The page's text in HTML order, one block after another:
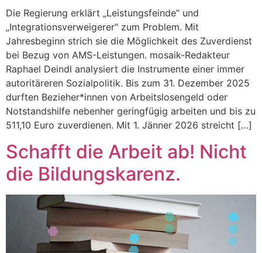
Die Regierung erklärt „Leistungsfeinde“ und
„Integrationsverweigerer“ zum Problem. Mit
Jahresbeginn strich sie die Möglichkeit des Zuverdienst
bei Bezug von AMS-Leistungen. mosaik-Redakteur
Raphael Deindl analysiert die Instrumente einer immer
autoritäreren Sozialpolitik. Bis zum 31. Dezember 2025
durften Bezieher*innen von Arbeitslosengeld oder
Notstandshilfe nebenher geringfügig arbeiten und bis zu
511,10 Euro zuverdienen. Mit 1. Jänner 2026 streicht […]
Schafft die Arbeit ab! Nicht
die Bildungskarenz.